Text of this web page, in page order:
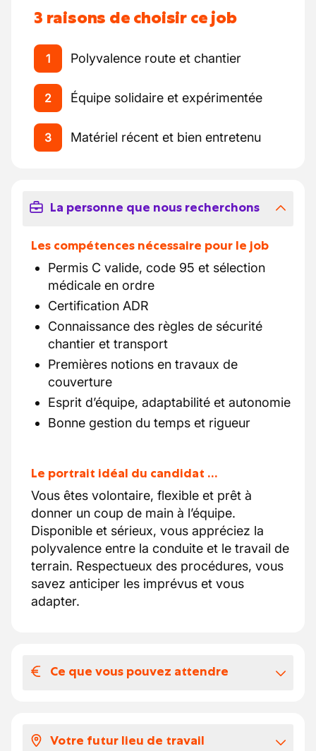
3 raisons de choisir ce job
1 Polyvalence route et chantier
2 Équipe solidaire et expérimentée
3 Matériel récent et bien entretenu
La personne que nous recherchons
Les compétences nécessaire pour le job
Permis C valide, code 95 et sélection
médicale en ordre
Certification ADR
Connaissance des règles de sécurité
chantier et transport
Premières notions en travaux de
couverture
Esprit d’équipe, adaptabilité et autonomie
Bonne gestion du temps et rigueur
Le portrait idéal du candidat …
Vous êtes volontaire, flexible et prêt à
donner un coup de main à l’équipe.
Disponible et sérieux, vous appréciez la
polyvalence entre la conduite et le travail de
terrain. Respectueux des procédures, vous
savez anticiper les imprévus et vous
adapter.
Ce que vous pouvez attendre
Selon votre expérience, votre salaire se
Votre futur lieu de travail